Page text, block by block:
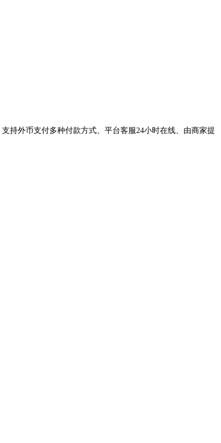
持外币支付多种付款方式、平台客服24小时在线、由商家提